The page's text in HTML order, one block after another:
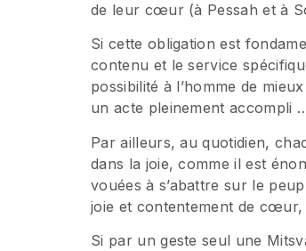
de leur cœur (à Pessah et à
Si cette obligation est
contenu et le service
possibilité à l’homme de
un acte pleinement accompli
Par ailleurs, au quotidien,
dans la joie, comme il est
vouées à s’abattre sur le
joie et contentement de cœur,
Si par un geste seul une